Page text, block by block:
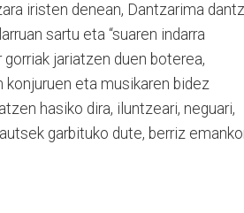
iristen denean, Dantzarima
sartu eta “suaren indarra
jariatzen duen boterea,
konjuruen eta musikaren bidez
hasiko dira, iluntzeari, neguari,
garbituko dute, berriz